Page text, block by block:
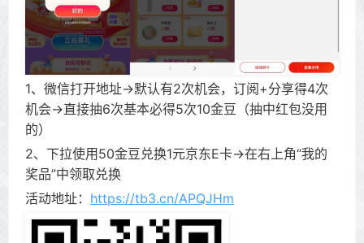
1、微信打开地址->默认有2次机会，订阅+分享得4次
机会->直接抽6次基本必得5次10金豆（抽中红包没用
的）
2、下拉使用50金豆兑换1元京东E卡->在右上角“我的
奖品”中领取兑换
活动地址： https://tb3.cn/APQJHm